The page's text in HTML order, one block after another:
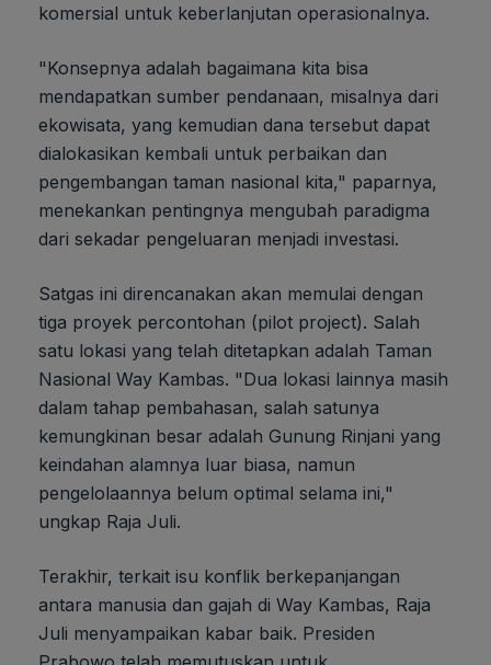
komersial untuk keberlanjutan operasionalnya.
"Konsepnya adalah bagaimana kita bisa
mendapatkan sumber pendanaan, misalnya dari
ekowisata, yang kemudian dana tersebut dapat
dialokasikan kembali untuk perbaikan dan
pengembangan taman nasional kita," paparnya,
menekankan pentingnya mengubah paradigma
dari sekadar pengeluaran menjadi investasi.
Satgas ini direncanakan akan memulai dengan
tiga proyek percontohan (pilot project). Salah
satu lokasi yang telah ditetapkan adalah Taman
Nasional Way Kambas. "Dua lokasi lainnya masih
dalam tahap pembahasan, salah satunya
kemungkinan besar adalah Gunung Rinjani yang
keindahan alamnya luar biasa, namun
pengelolaannya belum optimal selama ini,"
ungkap Raja Juli.
Terakhir, terkait isu konflik berkepanjangan
antara manusia dan gajah di Way Kambas, Raja
Juli menyampaikan kabar baik. Presiden